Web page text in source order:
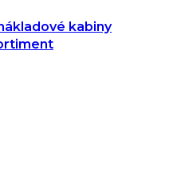
kabiny